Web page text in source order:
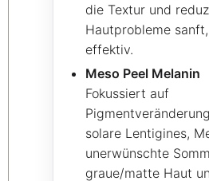
die Textur und
Hautprobleme
effektiv.
Meso Peel Melanin
Fokussiert auf
solare Lentigines,
unerwünschte
graue/matte Haut